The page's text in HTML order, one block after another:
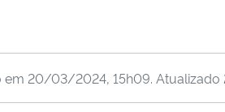
em 20/03/2024, 15h09. Atualizado